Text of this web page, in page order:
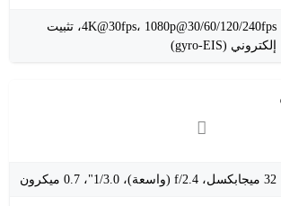
4K@30fps، 1080p@30/60/120/240fps، تثبيت
إلكتروني (gyro-EIS)
32 ميجابكسل، f/2.4 (واسعة)، 1/3.0"، 0.7 ميكرون